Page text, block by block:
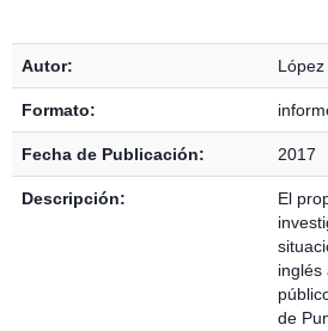
Autor:
Formato:
Fecha de Publicación: 2017
Descripción:
El
inglés
de